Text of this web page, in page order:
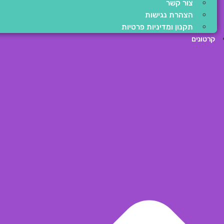
צור קשר
הצהרת נגישות
תקנון ומדיניות פרטיות
קרטונים